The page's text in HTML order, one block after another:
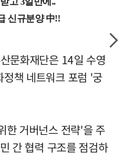
문화재단은 14일 수영
책 네트워크 포럼 '궁
한 거버넌스 전략'을 주
간 협력 구조를 점검하